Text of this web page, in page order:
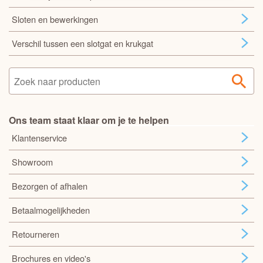
Sloten en bewerkingen
Verschil tussen een slotgat en krukgat
Ons team staat klaar om je te helpen
Klantenservice
Showroom
Bezorgen of afhalen
Betaalmogelijkheden
Retourneren
Brochures en video's